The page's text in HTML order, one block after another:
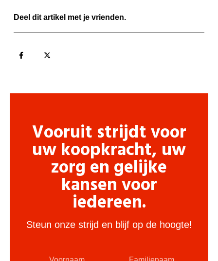
Deel dit artikel met je vrienden.
Vooruit strijdt voor
uw koopkracht, uw
zorg en gelijke
kansen voor
iedereen.
Steun onze strijd en blijf op de hoogte!